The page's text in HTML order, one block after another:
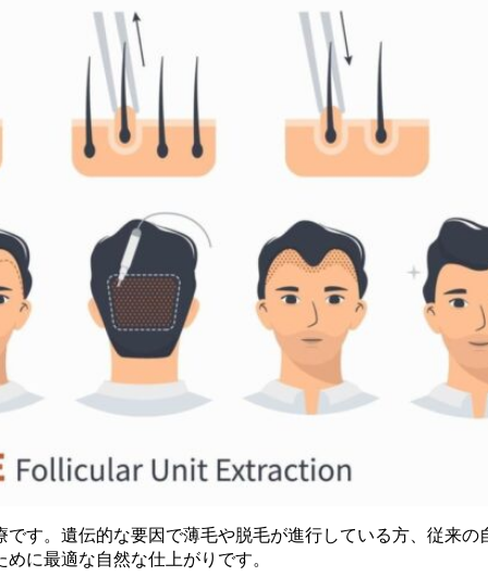
す。遺伝的な要因で薄毛や脱毛が進行している方、従来
に最適な自然な仕上がりです。